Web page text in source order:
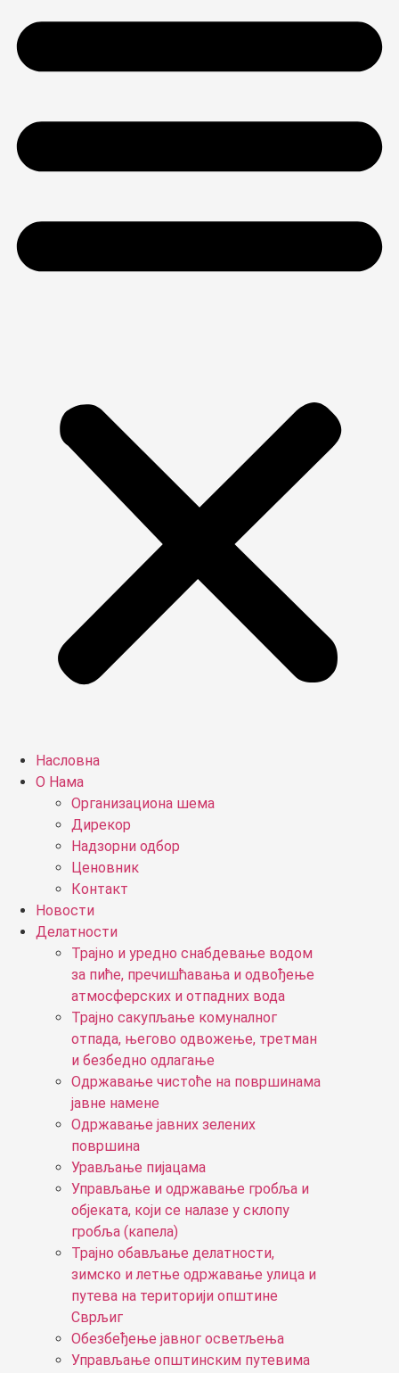
Насловна
О Нама
Организациона шема
Дирекор
Надзорни одбор
Ценовник
Контакт
Новости
Делатности
Трајно и уредно снабдевање водом
за пиће, пречишћавања и одвођење
атмосферских и отпадних вода
Трајно сакупљање комуналног
отпада, његово одвожење, третман
и безбедно одлагање
Одржавање чистоће на површинама
јавне намене
Одржавање јавних зелених
површина
Урављање пијацама
Управљање и одржавање гробља и
објеката, који се налазе у склопу
гробља (капела)
Трајно обављање делатности,
зимско и летње одржавање улица и
путева на територији општине
Сврљиг
Обезбеђење јавног осветљења
Управљање општинским путевима